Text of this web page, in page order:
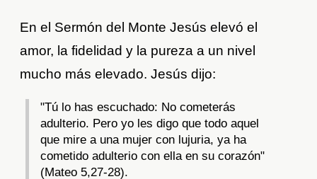
En el Sermón del Monte Jesús elevó el
amor, la fidelidad y la pureza a un nivel
mucho más elevado. Jesús dijo:
"Tú lo has escuchado: No cometerás
adulterio. Pero yo les digo que todo aquel
que mire a una mujer con lujuria, ya ha
cometido adulterio con ella en su corazón"
(Mateo 5,27-28).